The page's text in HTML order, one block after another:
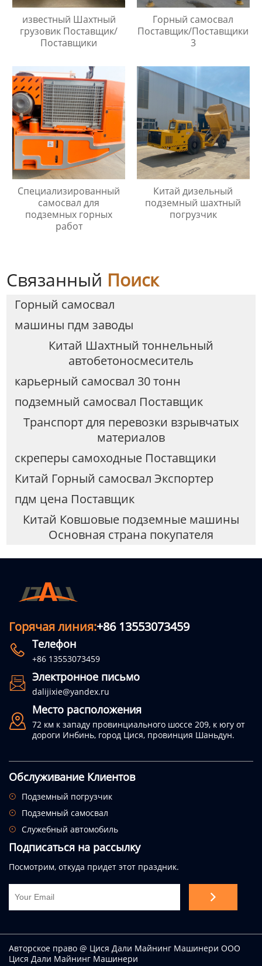
известный Шахтный
грузовик Поставщик/
Поставщики
Горный самосвал
Поставщик/Поставщики
3
Специализированный
самосвал для
подземных горных
работ
Китай дизельный
подземный шахтный
погрузчик
Связанный Поиск
Горный самосвал
машины пдм заводы
Китай Шахтный тоннельный
автобетоносмеситель
карьерный самосвал 30 тонн
подземный самосвал Поставщик
Транспорт для перевозки взрывчатых
материалов
скреперы самоходные Поставщики
Китай Горный самосвал Экспортер
пдм цена Поставщик
Китай Ковшовые подземные машины
Основная страна покупателя
Горячая линия:+86 13553073459
 Телефон
+86 13553073459
 Электронное письмо
dalijixie@yandex.ru

Место расположения
72 км к западу провинциального шоссе 209, к югу от
дороги Инбинь, город Цися, провинция Шаньдун.
Обслуживание Клиентов
 Подземный погрузчик
 Подземный самосвал
 Служебный автомобиль
Подписаться на рассылку
Посмотрим, откуда придет этот праздник.

Авторское право @ Цися Дали Майнинг Машинери ООО
Цися Дали Майнинг Машинери